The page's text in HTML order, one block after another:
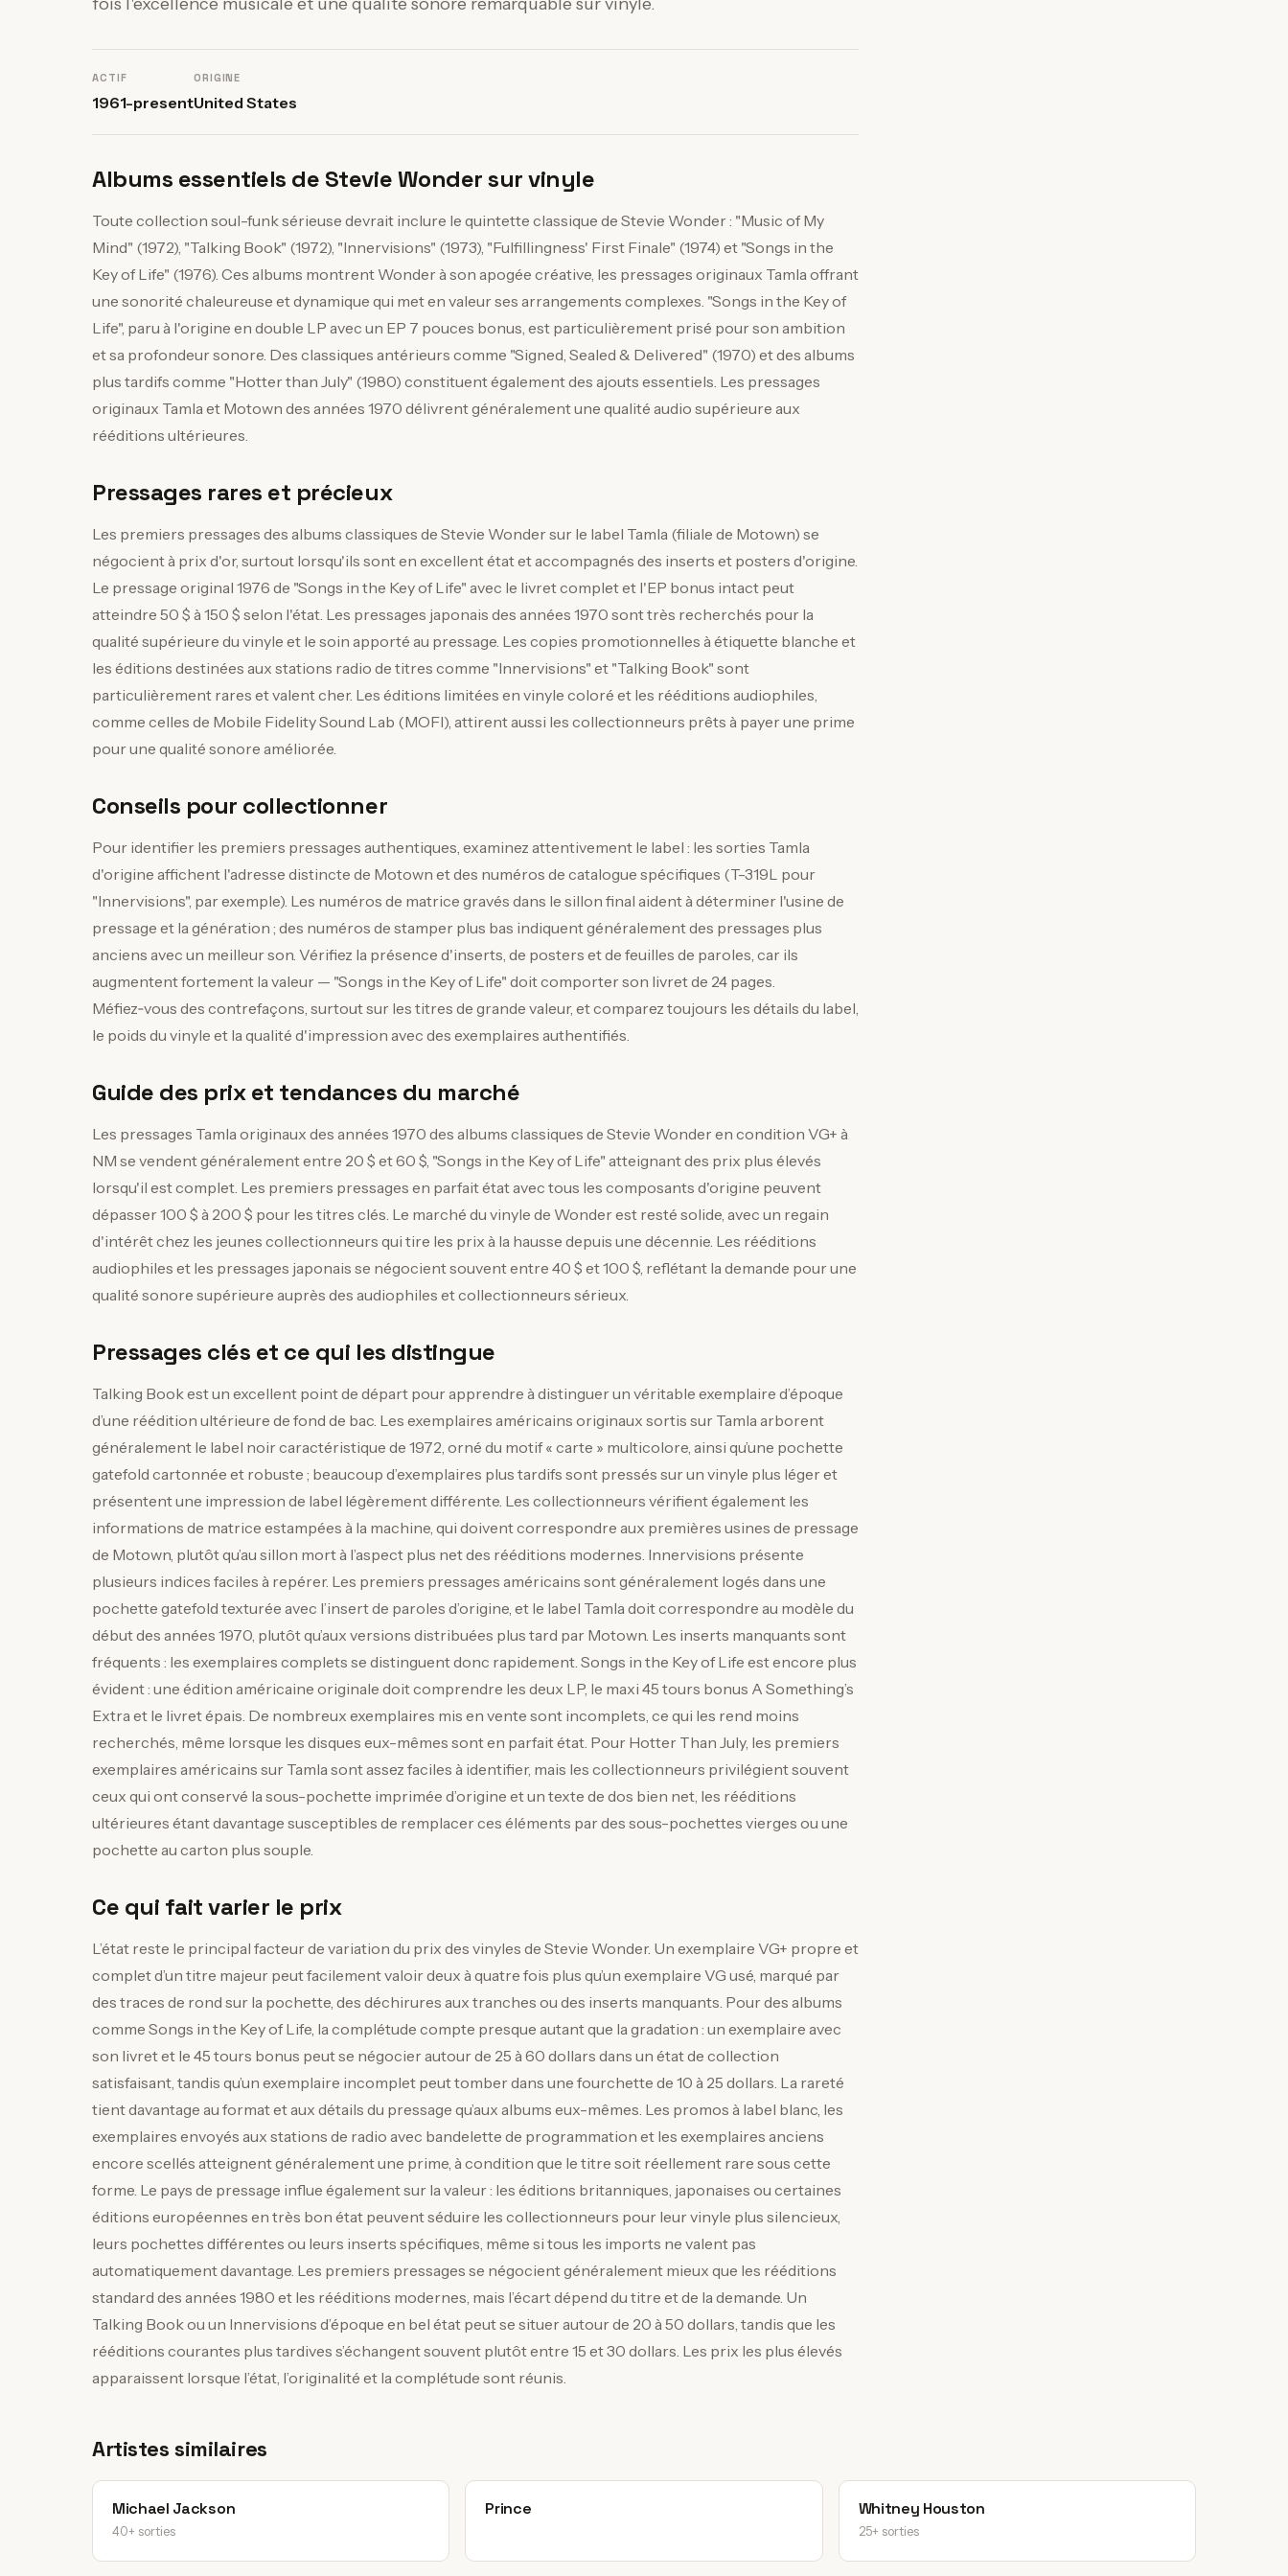
ACTIF
1961-present
ORIGINE
United States
Albums essentiels de Stevie Wonder sur vinyle
Toute collection soul-funk sérieuse devrait inclure le quintette classique de Stevie Wonder : "Music of My
Mind" (1972), "Talking Book" (1972), "Innervisions" (1973), "Fulfillingness' First Finale" (1974) et "Songs in the
Key of Life" (1976). Ces albums montrent Wonder à son apogée créative, les pressages originaux Tamla offrant
une sonorité chaleureuse et dynamique qui met en valeur ses arrangements complexes. "Songs in the Key of
Life", paru à l'origine en double LP avec un EP 7 pouces bonus, est particulièrement prisé pour son ambition
et sa profondeur sonore. Des classiques antérieurs comme "Signed, Sealed & Delivered" (1970) et des albums
plus tardifs comme "Hotter than July" (1980) constituent également des ajouts essentiels. Les pressages
originaux Tamla et Motown des années 1970 délivrent généralement une qualité audio supérieure aux
rééditions ultérieures.
Pressages rares et précieux
Les premiers pressages des albums classiques de Stevie Wonder sur le label Tamla (filiale de Motown) se
négocient à prix d'or, surtout lorsqu'ils sont en excellent état et accompagnés des inserts et posters d'origine.
Le pressage original 1976 de "Songs in the Key of Life" avec le livret complet et l'EP bonus intact peut
atteindre 50 $ à 150 $ selon l'état. Les pressages japonais des années 1970 sont très recherchés pour la
qualité supérieure du vinyle et le soin apporté au pressage. Les copies promotionnelles à étiquette blanche et
les éditions destinées aux stations radio de titres comme "Innervisions" et "Talking Book" sont
particulièrement rares et valent cher. Les éditions limitées en vinyle coloré et les rééditions audiophiles,
comme celles de Mobile Fidelity Sound Lab (MOFI), attirent aussi les collectionneurs prêts à payer une prime
pour une qualité sonore améliorée.
Conseils pour collectionner
Pour identifier les premiers pressages authentiques, examinez attentivement le label : les sorties Tamla
d'origine affichent l'adresse distincte de Motown et des numéros de catalogue spécifiques (T-319L pour
"Innervisions", par exemple). Les numéros de matrice gravés dans le sillon final aident à déterminer l'usine de
pressage et la génération ; des numéros de stamper plus bas indiquent généralement des pressages plus
anciens avec un meilleur son. Vérifiez la présence d'inserts, de posters et de feuilles de paroles, car ils
augmentent fortement la valeur — "Songs in the Key of Life" doit comporter son livret de 24 pages.
Méfiez‑vous des contrefaçons, surtout sur les titres de grande valeur, et comparez toujours les détails du label,
le poids du vinyle et la qualité d'impression avec des exemplaires authentifiés.
Guide des prix et tendances du marché
Les pressages Tamla originaux des années 1970 des albums classiques de Stevie Wonder en condition VG+ à
NM se vendent généralement entre 20 $ et 60 $, "Songs in the Key of Life" atteignant des prix plus élevés
lorsqu'il est complet. Les premiers pressages en parfait état avec tous les composants d'origine peuvent
dépasser 100 $ à 200 $ pour les titres clés. Le marché du vinyle de Wonder est resté solide, avec un regain
d'intérêt chez les jeunes collectionneurs qui tire les prix à la hausse depuis une décennie. Les rééditions
audiophiles et les pressages japonais se négocient souvent entre 40 $ et 100 $, reflétant la demande pour une
qualité sonore supérieure auprès des audiophiles et collectionneurs sérieux.
Pressages clés et ce qui les distingue
Talking Book est un excellent point de départ pour apprendre à distinguer un véritable exemplaire d’époque
d’une réédition ultérieure de fond de bac. Les exemplaires américains originaux sortis sur Tamla arborent
généralement le label noir caractéristique de 1972, orné du motif « carte » multicolore, ainsi qu’une pochette
gatefold cartonnée et robuste ; beaucoup d’exemplaires plus tardifs sont pressés sur un vinyle plus léger et
présentent une impression de label légèrement différente. Les collectionneurs vérifient également les
informations de matrice estampées à la machine, qui doivent correspondre aux premières usines de pressage
de Motown, plutôt qu’au sillon mort à l’aspect plus net des rééditions modernes. Innervisions présente
plusieurs indices faciles à repérer. Les premiers pressages américains sont généralement logés dans une
pochette gatefold texturée avec l’insert de paroles d’origine, et le label Tamla doit correspondre au modèle du
début des années 1970, plutôt qu’aux versions distribuées plus tard par Motown. Les inserts manquants sont
fréquents : les exemplaires complets se distinguent donc rapidement. Songs in the Key of Life est encore plus
évident : une édition américaine originale doit comprendre les deux LP, le maxi 45 tours bonus A Something’s
Extra et le livret épais. De nombreux exemplaires mis en vente sont incomplets, ce qui les rend moins
recherchés, même lorsque les disques eux-mêmes sont en parfait état. Pour Hotter Than July, les premiers
exemplaires américains sur Tamla sont assez faciles à identifier, mais les collectionneurs privilégient souvent
ceux qui ont conservé la sous-pochette imprimée d’origine et un texte de dos bien net, les rééditions
ultérieures étant davantage susceptibles de remplacer ces éléments par des sous-pochettes vierges ou une
pochette au carton plus souple.
Ce qui fait varier le prix
L’état reste le principal facteur de variation du prix des vinyles de Stevie Wonder. Un exemplaire VG+ propre et
complet d’un titre majeur peut facilement valoir deux à quatre fois plus qu’un exemplaire VG usé, marqué par
des traces de rond sur la pochette, des déchirures aux tranches ou des inserts manquants. Pour des albums
comme Songs in the Key of Life, la complétude compte presque autant que la gradation : un exemplaire avec
son livret et le 45 tours bonus peut se négocier autour de 25 à 60 dollars dans un état de collection
satisfaisant, tandis qu’un exemplaire incomplet peut tomber dans une fourchette de 10 à 25 dollars. La rareté
tient davantage au format et aux détails du pressage qu’aux albums eux-mêmes. Les promos à label blanc, les
exemplaires envoyés aux stations de radio avec bandelette de programmation et les exemplaires anciens
encore scellés atteignent généralement une prime, à condition que le titre soit réellement rare sous cette
forme. Le pays de pressage influe également sur la valeur : les éditions britanniques, japonaises ou certaines
éditions européennes en très bon état peuvent séduire les collectionneurs pour leur vinyle plus silencieux,
leurs pochettes différentes ou leurs inserts spécifiques, même si tous les imports ne valent pas
automatiquement davantage. Les premiers pressages se négocient généralement mieux que les rééditions
standard des années 1980 et les rééditions modernes, mais l’écart dépend du titre et de la demande. Un
Talking Book ou un Innervisions d’époque en bel état peut se situer autour de 20 à 50 dollars, tandis que les
rééditions courantes plus tardives s’échangent souvent plutôt entre 15 et 30 dollars. Les prix les plus élevés
apparaissent lorsque l’état, l’originalité et la complétude sont réunis.
Artistes similaires
Michael Jackson
40+ sorties
Prince Whitney Houston
25+ sorties